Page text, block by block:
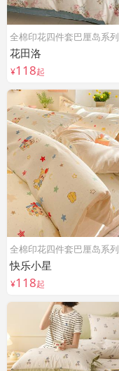
全棉印花四件套巴厘岛系列
花田洛
¥118起
全棉印花四件套巴厘岛系列
快乐小星
¥118起